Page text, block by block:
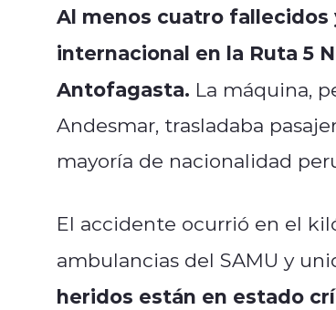
Al menos cuatro
internacional en la Ruta 5
Antofagasta. La máquina,
Andesmar, trasladaba
mayoría de nacionalidad
El accidente ocurrió en el
ambulancias del SAMU y
heridos están en estado